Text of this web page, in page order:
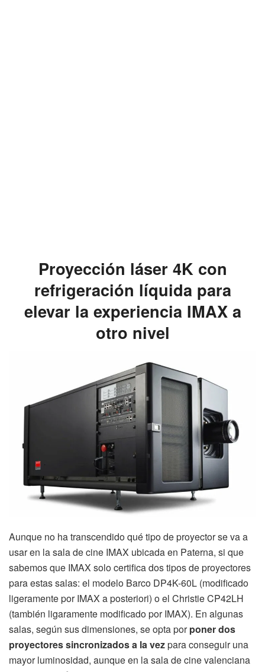
Proyección láser 4K con
refrigeración líquida para
elevar la experiencia IMAX a
otro nivel
Aunque no ha transcendido qué tipo de proyector se va a
usar en la sala de cine IMAX ubicada en Paterna, si que
sabemos que IMAX solo certifica dos tipos de proyectores
para estas salas: el modelo Barco DP4K-60L (modificado
ligeramente por IMAX a posteriori) o el Christie CP42LH
(también ligaramente modificado por IMAX). En algunas
salas, según sus dimensiones, se opta porponer dos
proyectores sincronizados a la vezpara conseguir una
mayor luminosidad, aunque en la sala de cine valenciana